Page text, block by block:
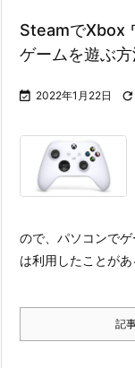
SteamでXbox
ゲームを遊ぶ
 2022年1月22日 
ので、パソコンで
は利用したことがあ
記